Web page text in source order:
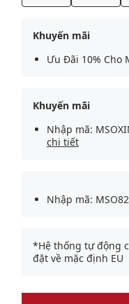
Khuyến mãi
Ưu Đãi 10% Cho
Khuyến mãi
Nhập mã:
chi tiết
Nhập mã:
*Hệ thống tự động
đặt về mặc định EU